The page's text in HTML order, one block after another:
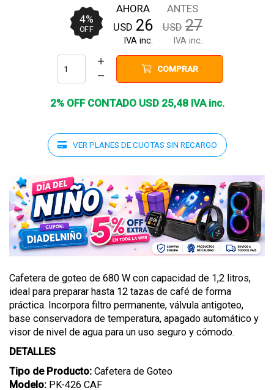
4%
OFF
ANTES
USD 27
IVA inc.
AHORA
USD 26
IVA inc.
COMPRAR
2% OFF CONTADO USD 25,48IVA inc.
VER PLANES DE CUOTAS SIN RECARGO
Cafetera de goteo de 680 W con capacidad de 1,2 litros,
ideal para preparar hasta 12 tazas de café de forma
práctica. Incorpora filtro permanente, válvula antigoteo,
base conservadora de temperatura, apagado automático y
visor de nivel de agua para un uso seguro y cómodo.
DETALLES
Tipo de Producto: Cafetera de Goteo
Modelo: PK-426 CAF